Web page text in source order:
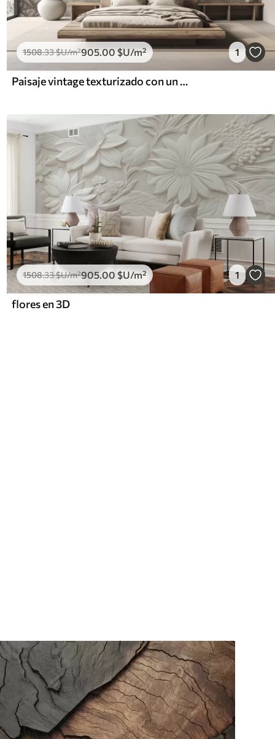
1508.33$U/m²905.00$U/m² 1
Paisaje vintage texturizado con un árbol cerca de un río y un cielo nublado, arte de la naturaleza en tonos sepia
1508.33$U/m²905.00 $U/m² 1
flores en 3D